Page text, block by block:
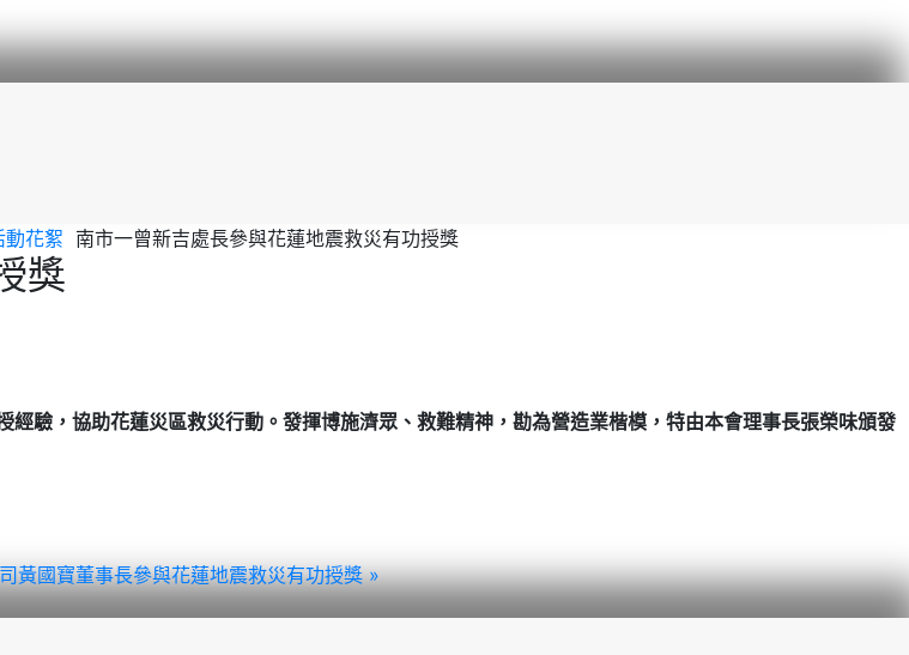
動花絮 南市一曾新吉處長參與花蓮地震救災有功授獎
獎
驗，協助花蓮災區救災行動。 發揮博施濟眾、救難精神，勘為營造業楷模，特由本會理事長張榮味頒發
黃國寶董事長參與花蓮地震救災有功授獎 »